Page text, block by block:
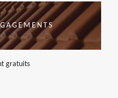
gratuits